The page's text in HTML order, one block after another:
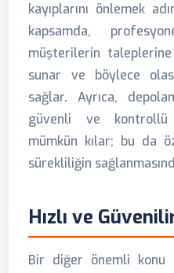
kayıplarını önlemek
kapsamda,
müşterilerin
sunar ve böylece
sağlar. Ayrıca,
güvenli ve kontrollü
mümkün kılar; bu da
sürekliliğin
Hızlı ve
Bir diğer önemli konu